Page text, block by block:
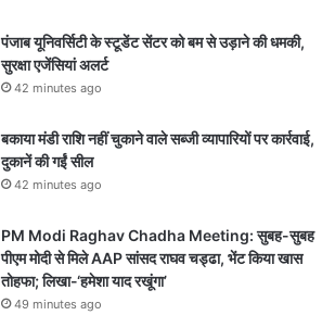
पंजाब यूनिवर्सिटी के स्टूडेंट सेंटर को बम से उड़ाने की धमकी,
सुरक्षा एजेंसियां अलर्ट
42 minutes ago
बकाया मंडी राशि नहीं चुकाने वाले सब्जी व्यापारियों पर कार्रवाई,
दुकानें की गईं सील
42 minutes ago
PM Modi Raghav Chadha Meeting: सुबह-सुबह
पीएम मोदी से मिले AAP सांसद राघव चड्ढा, भेंट किया खास
तोहफा; लिखा-‘हमेशा याद रखूंगा’
49 minutes ago